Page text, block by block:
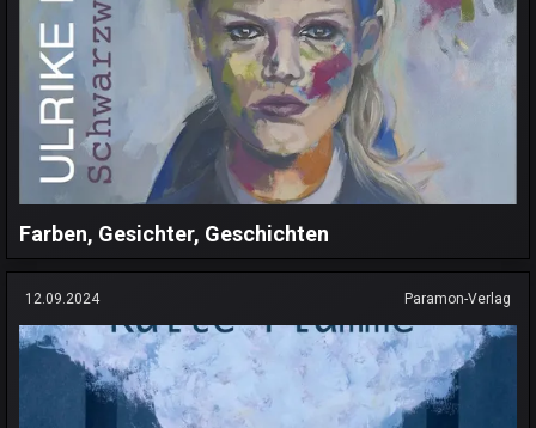
Farben, Gesichter, Geschichten
12.09.2024 Paramon-Verlag